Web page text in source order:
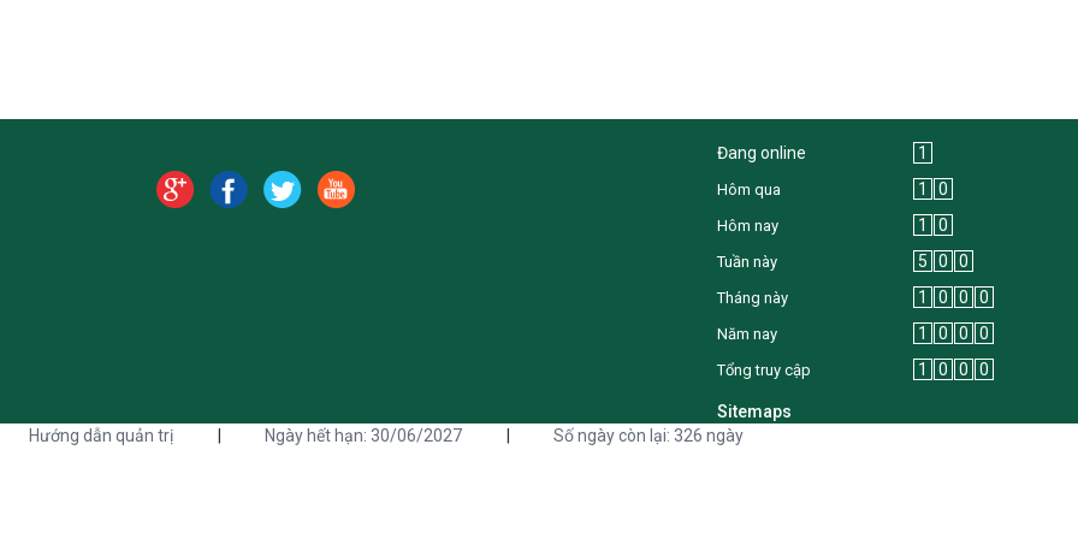
Đang online 1
Hôm qua 1 0
Hôm nay 1 0
Tuần này 5 0 0
Tháng này 1 0 0 0
Năm nay 1 0 0 0
Tổng truy cập 1 0 0 0
Sitemaps
Hướng dẫn quản trị | Ngày hết hạn: 30/06/2027 | Số ngày còn lại: 326 ngày